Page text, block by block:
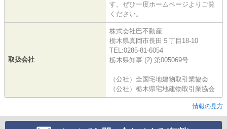
す。ぜひ一度ホームページよりご覧
ください。
取扱会社
株式会社巴不動産
栃木県真岡市長田５丁目18-10
TEL:0285-81-6054
栃木県知事 (2) 第005069号
（公社）全国宅地建物取引業協会
（公社）栃木県宅地建物取引業協会
情報の見方